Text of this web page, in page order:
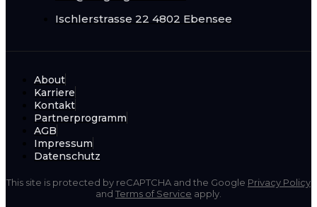
Ischlerstrasse 22 4802 Ebensee
About
Karriere
Kontakt
Partnerprogramm
AGB
Impressum
Datenschutz
This site is protected by reCAPTCHA and the Google Privacy Policy
and Terms of Service apply.